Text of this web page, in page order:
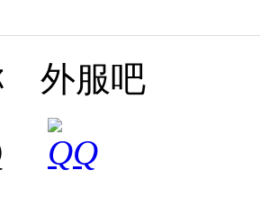
外服吧